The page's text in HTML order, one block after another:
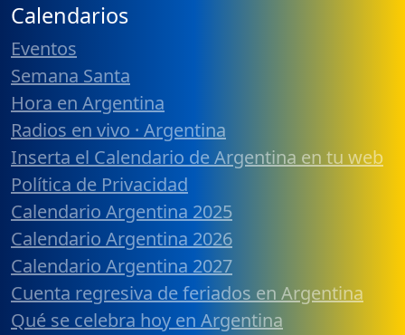
Calendarios
Eventos
Semana Santa
Hora en Argentina
Radios en vivo · Argentina
Inserta el Calendario de Argentina en tu web
Política de Privacidad
Calendario Argentina 2025
Calendario Argentina 2026
Calendario Argentina 2027
Cuenta regresiva de feriados en Argentina
Qué se celebra hoy en Argentina